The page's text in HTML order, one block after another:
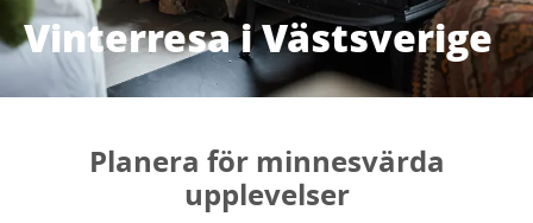
Vinterresa i Västsverige
Planera för minnesvärda
upplevelser